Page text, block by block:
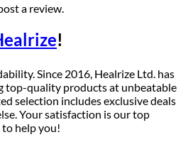
a review.
!
Since 2016, Healrize Ltd. has
top-quality products at unbeatable
selection includes exclusive deals
Your satisfaction is our top
to help you!